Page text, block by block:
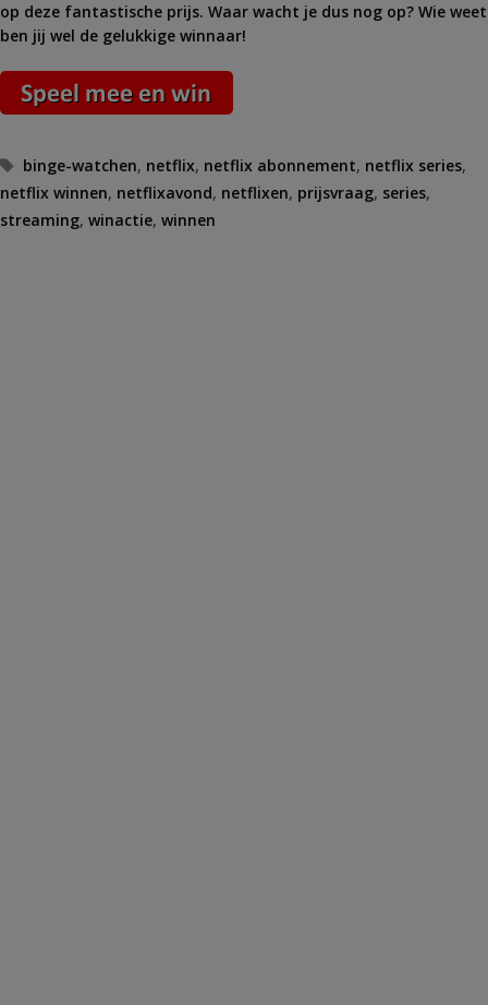
op deze fantastische prijs. Waar wacht je dus nog op? Wie weet
ben jij wel de gelukkige winnaar!
Tags
binge-watchen, netflix, netflix abonnement, netflix series,
netflix winnen, netflixavond, netflixen, prijsvraag, series,
streaming, winactie, winnen